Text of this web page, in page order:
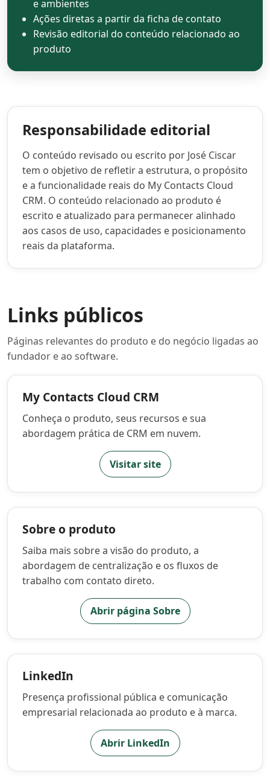
e ambientes
Ações diretas a partir da ficha de contato
Revisão editorial do conteúdo relacionado ao
produto
Responsabilidade editorial
O conteúdo revisado ou escrito por José Ciscar
tem o objetivo de refletir a estrutura, o propósito
e a funcionalidade reais do My Contacts Cloud
CRM. O conteúdo relacionado ao produto é
escrito e atualizado para permanecer alinhado
aos casos de uso, capacidades e posicionamento
reais da plataforma.
Links públicos
Páginas relevantes do produto e do negócio ligadas ao
fundador e ao software.
My Contacts Cloud CRM
Conheça o produto, seus recursos e sua
abordagem prática de CRM em nuvem.
Visitar site
Sobre o produto
Saiba mais sobre a visão do produto, a
abordagem de centralização e os fluxos de
trabalho com contato direto.
Abrir página Sobre
LinkedIn
Presença profissional pública e comunicação
empresarial relacionada ao produto e à marca.
Abrir LinkedIn